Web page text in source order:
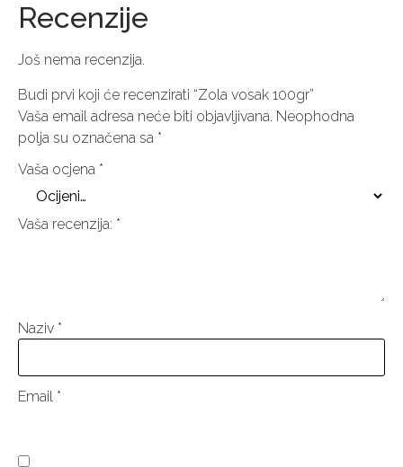
Recenzije
Još nema recenzija.
Budi prvi koji će recenzirati “Zola vosak 100gr”
Vaša email adresa neće biti objavljivana. Neophodna
polja su označena sa *
Vaša ocjena *
Vaša recenzija: *
Naziv *
Email *